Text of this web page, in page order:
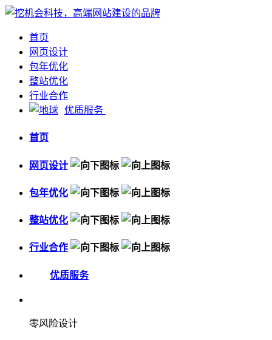
首页
网页设计
包年优化
整站优化
行业合作
优质服务
首页
网页设计
包年优化
整站优化
行业合作
优质服务
零风险设计